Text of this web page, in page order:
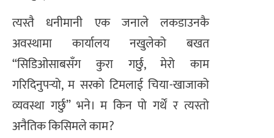
त्यस्तै धनीमानी एक जनाले लकडाउनकै
अवस्थामा कार्यालय नखुलेको बखत
“सिडिओसाबसँग कुरा गर्छु, मेरो काम
गरिदिनुपर्‍यो, म सरको टिमलाई चिया-खाजाको
व्यवस्था गर्छु” भने। म किन पो गर्थें र त्यस्तो
अनैतिक किसिमले काम?